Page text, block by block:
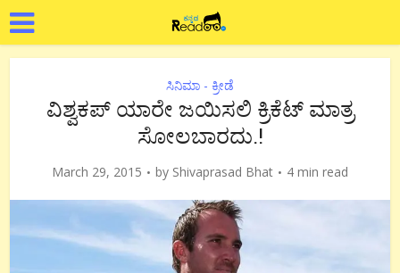
ಸಿನಿಮಾ - ಕ್ರೀಡೆ
ವಿಶ್ವಕಪ್ ಯಾರೇ ಜಯಿಸಲಿ ಕ್ರಿಕೆಟ್ ಮಾತ್ರ
ಸೋಲಬಾರದು.!
March 29, 2015 by Shivaprasad Bhat 4 min read